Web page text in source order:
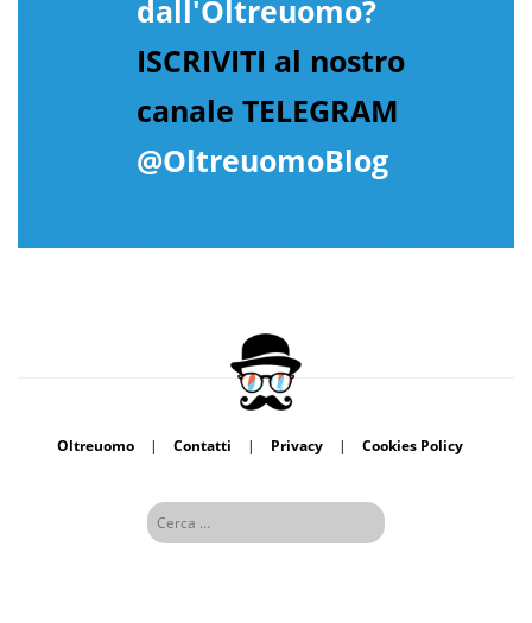
dall'Oltreuomo?
ISCRIVITI al nostro
canale TELEGRAM
@OltreuomoBlog
Oltreuomo | Contatti | Privacy | Cookies Policy